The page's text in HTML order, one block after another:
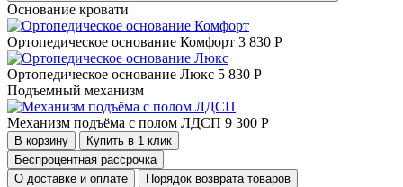
Основание кровати
Ортопедическое основание Комфорт 3 830 Р
Ортопедическое основание Люкс 5 830 Р
Подъемный механизм
Механизм подъёма с полом ЛДСП 9 300 Р
В корзину
Купить в 1 клик
Беспроцентная рассрочка
О доставке и оплате
Порядок возврата товаров